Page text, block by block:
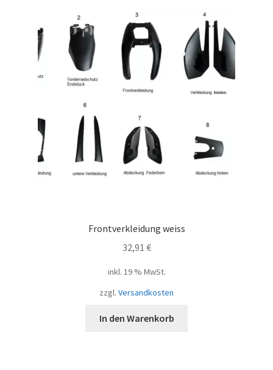
Frontverkleidung weiss
32,91 €
inkl. 19 % MwSt.
zzgl. Versandkosten
In den Warenkorb